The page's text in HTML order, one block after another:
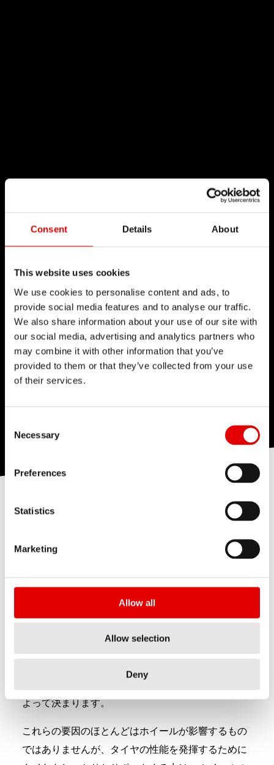
Consent Details About
This website uses cookies
We use cookies to personalise content and ads, to
provide social media features and to analyse our traffic.
We also share information about your use of our site with
our social media, advertising and analytics partners who
may combine it with other information that you’ve
provided to them or that they’ve collected from your use
of their services.
Necessary
Preferences
Statistics
Marketing
Allow all
Allow selection
Deny
クロスカントリー ホイールは速く走るために、可能
は、転がり抵抗は全抵抗の69％にもなります。
度」と定義されています。転がり抵抗係数は、ホイ
ヤの空気圧、トレッドパターン、土壌などの条件に
よって決まります。
これらの要因のほとんどはホイールが影響するもの
ではありませんが、タイヤの性能を発揮するために